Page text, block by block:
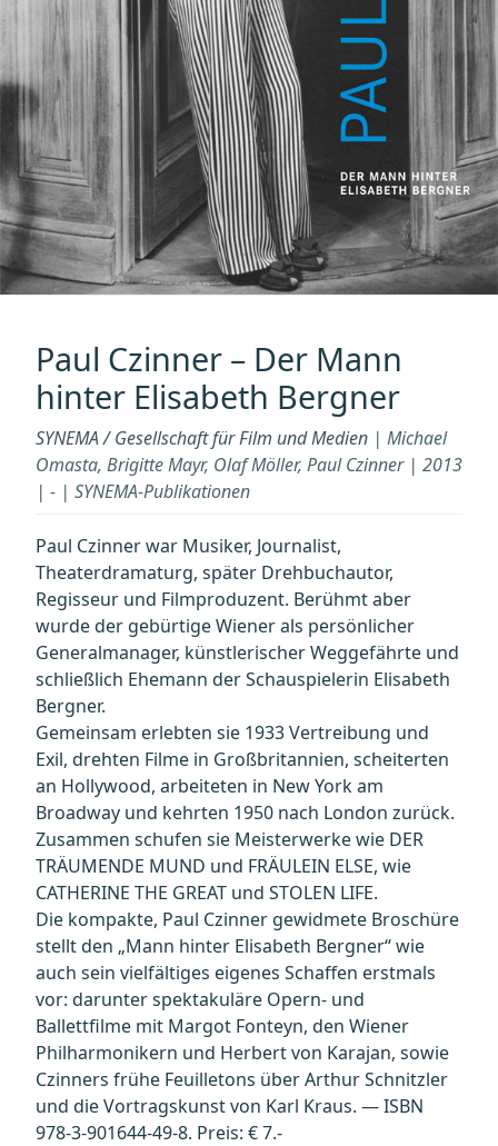
Paul Czinner – Der Mann
hinter Elisabeth Bergner
SYNEMA / Gesellschaft für Film und Medien | Michael
Omasta, Brigitte Mayr, Olaf Möller, Paul Czinner | 2013
| - | SYNEMA-Publikationen
Paul Czinner war Musiker, Journalist,
Theaterdramaturg, später Drehbuchautor,
Regisseur und Filmproduzent. Berühmt aber
wurde der gebürtige Wiener als persönlicher
Generalmanager, künstlerischer Weggefährte und
schließlich Ehemann der Schauspielerin Elisabeth
Bergner.
Gemeinsam erlebten sie 1933 Vertreibung und
Exil, drehten Filme in Großbritannien, scheiterten
an Hollywood, arbeiteten in New York am
Broadway und kehrten 1950 nach London zurück.
Zusammen schufen sie Meisterwerke wie DER
TRÄUMENDE MUND und FRÄULEIN ELSE, wie
CATHERINE THE GREAT und STOLEN LIFE.
Die kompakte, Paul Czinner gewidmete Broschüre
stellt den „Mann hinter Elisabeth Bergner“ wie
auch sein vielfältiges eigenes Schaffen erstmals
vor: darunter spektakuläre Opern- und
Ballettfilme mit Margot Fonteyn, den Wiener
Philharmonikern und Herbert von Karajan, sowie
Czinners frühe Feuilletons über Arthur Schnitzler
und die Vortragskunst von Karl Kraus. — ISBN
978-3-901644-49-8. Preis: € 7.-